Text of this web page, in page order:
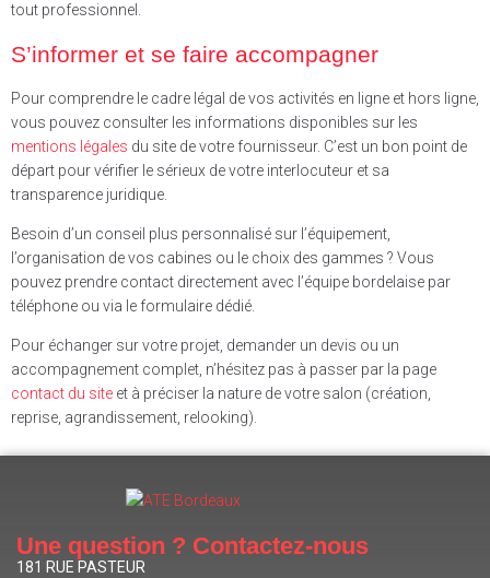
tout professionnel.
S’informer et se faire accompagner
Pour comprendre le cadre légal de vos activités en ligne et hors ligne,
vous pouvez consulter les informations disponibles sur les
mentions légales du site de votre fournisseur. C’est un bon point de
départ pour vérifier le sérieux de votre interlocuteur et sa
transparence juridique.
Besoin d’un conseil plus personnalisé sur l’équipement,
l’organisation de vos cabines ou le choix des gammes ? Vous
pouvez prendre contact directement avec l’équipe bordelaise par
téléphone ou via le formulaire dédié.
Pour échanger sur votre projet, demander un devis ou un
accompagnement complet, n’hésitez pas à passer par la page
contact du site et à préciser la nature de votre salon (création,
reprise, agrandissement, relooking).
Une question ? Contactez-nous
181 RUE PASTEUR